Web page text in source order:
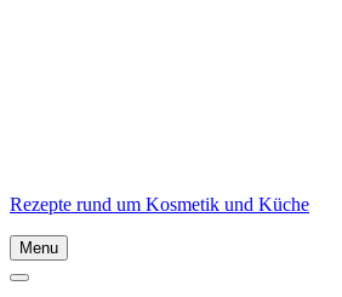
Rezepte rund um Kosmetik und Küche
Menu